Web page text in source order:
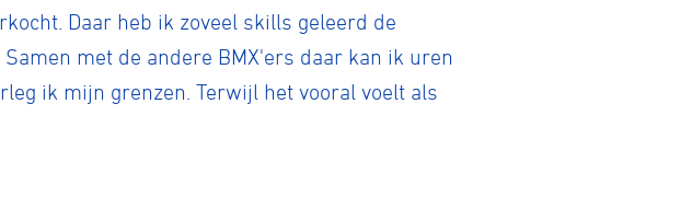
Daar heb ik zoveel skills geleerd de
met de andere BMX'ers daar kan ik uren
ik mijn grenzen. Terwijl het vooral voelt als